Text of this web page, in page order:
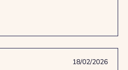
18/02/2026